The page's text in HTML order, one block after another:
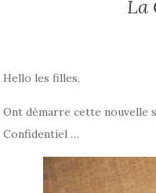
La
Hello les filles,
Ont démarre cette nouvelle
Confidentiel …